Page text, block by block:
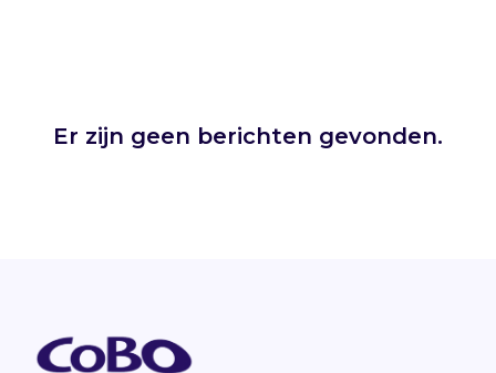
Er zijn geen berichten gevonden.